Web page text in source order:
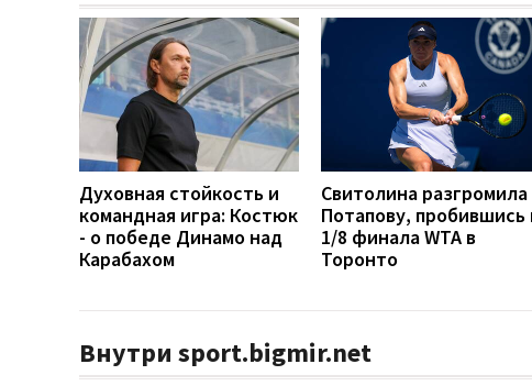
Духовная стойкость и
командная игра: Костюк
- о победе Динамо над
Карабахом
Свитолина разгромила
Потапову, пробившись
1/8 финала WTA в
Торонто
Внутри sport.bigmir.net